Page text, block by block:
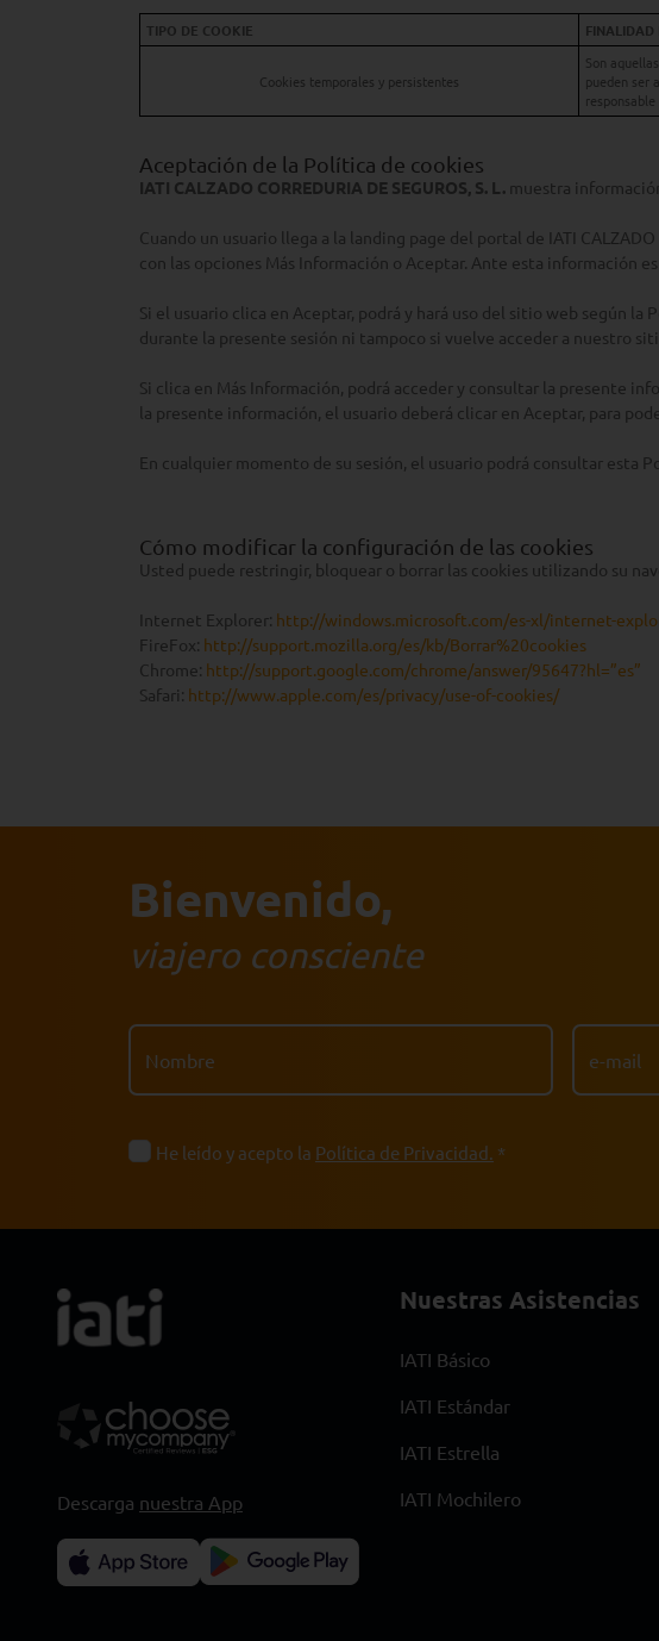
TIPO DE COOKIE FINALIDAD
Cookies temporales y persistentes
Son
pueden ser
Aceptación de la Política de cookies
IATI CALZADO CORREDURIA DE SEGUROS, S. L. muestra
Cuando un usuario llega a la landing page del portal de IATI
con las opciones Más Información o Aceptar. Ante esta información
Si el usuario clica en Aceptar, podrá y hará uso del sitio web según
durante la presente sesión ni tampoco si vuelve acceder a nuestro
Si clica en Más Información, podrá acceder y consultar la presente
la presente información, el usuario deberá clicar en Aceptar, para
En cualquier momento de su sesión, el usuario podrá consultar
Cómo modificar la configuración de las cookies
Usted puede restringir, bloquear o borrar las cookies utilizando su
Internet Explorer: http://windows.microsoft.com/es-xl/internet-
FireFox: http://support.mozilla.org/es/kb/Borrar%20cookies
Chrome: http://support.google.com/chrome/answer/95647?hl=”es”
Safari: http://www.apple.com/es/privacy/use-of-cookies/
Descarga nuestra App
Nuestras Asistencias
IATI Básico
IATI Estándar
IATI Estrella
IATI Mochilero